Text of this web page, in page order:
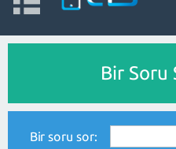
Bir Soru
Bir soru sor: